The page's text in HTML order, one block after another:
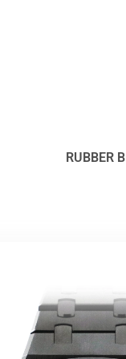
RUBBER B